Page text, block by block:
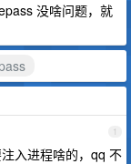
没啥问题，就
1
入进程啥的，qq 不